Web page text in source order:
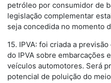
petróleo por consumidor de
legislação complementar
seja concedida no momento
15. IPVA: foi criada a
do IPVA sobre embarcações
veículos automotores. Será
potencial de poluição do